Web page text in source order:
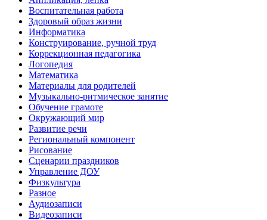
Воспитательная работа
Здоровый образ жизни
Информатика
Конструирование, ручной труд
Коррекционная педагогика
Логопедия
Математика
Материалы для родителей
Музыкально-ритмическое занятие
Обучение грамоте
Окружающий мир
Развитие речи
Региональный компонент
Рисование
Сценарии праздников
Управление ДОУ
Физкультура
Разное
Аудиозаписи
Видеозаписи